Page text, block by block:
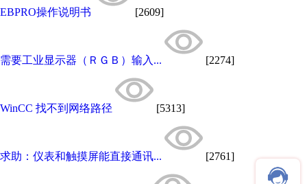
EBPRO操作说明书 [2609]
需要工业显示器（ＲＧＢ）输入... [2274]
WinCC 找不到网络路径 [5313]
求助：仪表和触摸屏能直接通讯... [2761]